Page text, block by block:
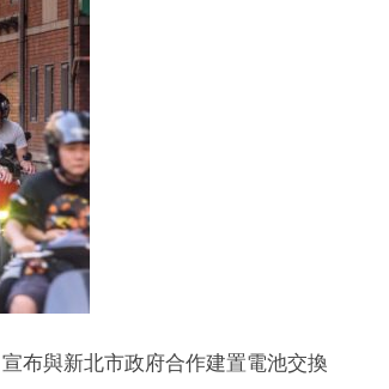
布與新北市政府合作建置電池交換